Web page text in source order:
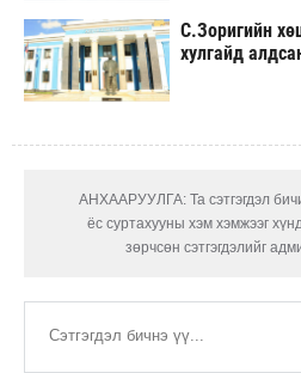
С.Зоригийн
хулгайд
АНХААРУУЛГА: Та сэтгэгдэл
ёс суртахууны хэм хэмжээг
зөрчсөн сэтгэгдэлийг